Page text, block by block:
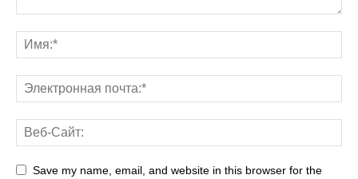
Save my name, email, and website in this browser for the